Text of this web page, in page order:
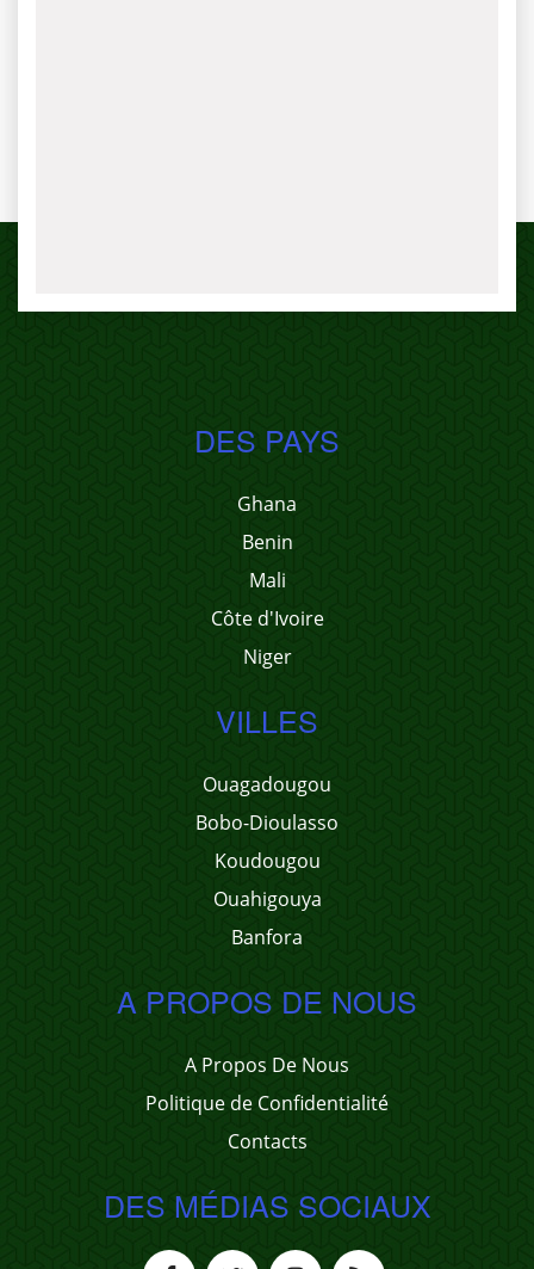
DES PAYS
Ghana
Benin
Mali
Côte d'Ivoire
Niger
VILLES
Ouagadougou
Bobo-Dioulasso
Koudougou
Ouahigouya
Banfora
A PROPOS DE NOUS
A Propos De Nous
Politique de Confidentialité
Contacts
DES MÉDIAS SOCIAUX